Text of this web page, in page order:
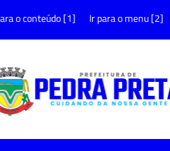
o conteúdo [1] Ir para o menu [2]